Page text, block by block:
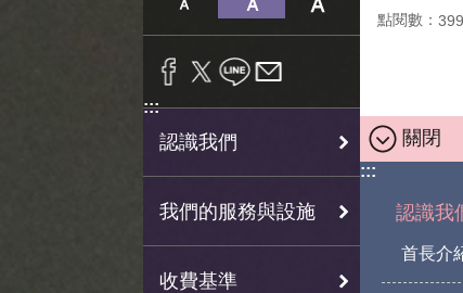
:::
認識我們
我們的服務與設施
收費基準
點閱數： 399
關閉
:::
認識我
首長介